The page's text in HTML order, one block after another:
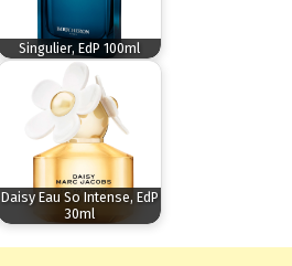
Singulier, EdP 100ml
Daisy Eau So Intense, EdP
30ml